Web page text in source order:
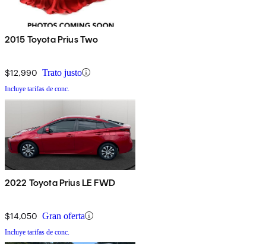
2015 Toyota Prius Two
$12,990 Trato justo
Incluye tarifas de conc.
2022 Toyota Prius LE FWD
$14,050 Gran oferta
Incluye tarifas de conc.